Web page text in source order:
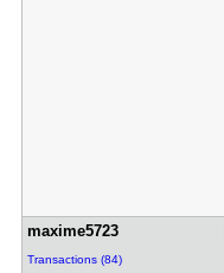
maxime5723
Transactions (84)